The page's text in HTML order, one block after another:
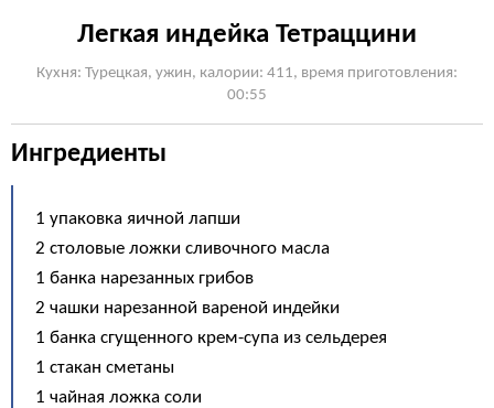
Легкая индейка Тетраццини
Кухня: Турецкая, ужин, калории: 411, время приготовления:
00:55
Ингредиенты
1 упаковка яичной лапши
2 столовые ложки сливочного масла
1 банка нарезанных грибов
2 чашки нарезанной вареной индейки
1 банка сгущенного крем-супа из сельдерея
1 стакан сметаны
1 чайная ложка соли